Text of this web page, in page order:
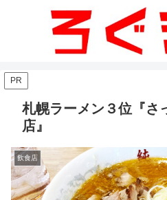
PR
札幌ラーメン３位『さ
店』
飲食店